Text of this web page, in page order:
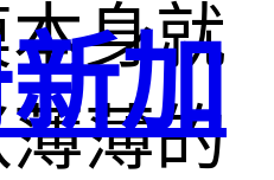
身就
薄的
加